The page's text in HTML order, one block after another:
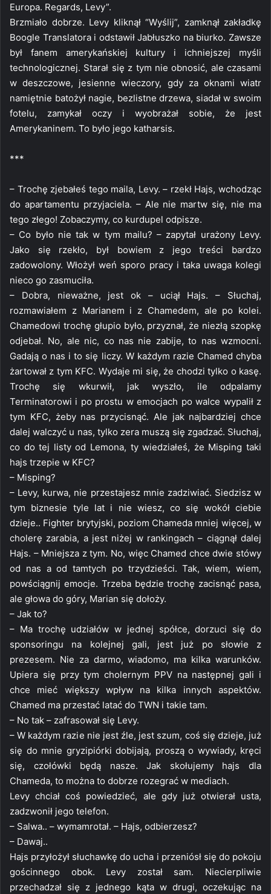
Europa. Regards, Levy”.
Brzmiało dobrze. Levy kliknął “Wyślij”, zamknął zakładkę
Boogle Translatora i odstawił Jabłuszko na biurko. Zawsze
był fanem amerykańskiej kultury i ichniejszej myśli
technologicznej. Starał się z tym nie obnosić, ale czasami
w deszczowe, jesienne wieczory, gdy za oknami wiatr
namiętnie batożył nagie, bezlistne drzewa, siadał w swoim
fotelu, zamykał oczy i wyobrażał sobie, że jest
Amerykaninem. To było jego katharsis.
***
– Trochę zjebałeś tego maila, Levy. – rzekł Hajs, wchodząc
do apartamentu przyjaciela. – Ale nie martw się, nie ma
tego złego! Zobaczymy, co kurdupel odpisze.
– Co było nie tak w tym mailu? – zapytał urażony Levy.
Jako się rzekło, był bowiem z jego treści bardzo
zadowolony. Włożył weń sporo pracy i taka uwaga kolegi
nieco go zasmuciła.
– Dobra, nieważne, jest ok – uciął Hajs. – Słuchaj,
rozmawiałem z Marianem i z Chamedem, ale po kolei.
Chamedowi trochę głupio było, przyznał, że niezłą szopkę
odjebał. No, ale nic, co nas nie zabije, to nas wzmocni.
Gadają o nas i to się liczy. W każdym razie Chamed chyba
żartował z tym KFC. Wydaje mi się, że chodzi tylko o kasę.
Trochę się wkurwił, jak wyszło, ile odpalamy
Terminatorowi i po prostu w emocjach po walce wypalił z
tym KFC, żeby nas przycisnąć. Ale jak najbardziej chce
dalej walczyć u nas, tylko zera muszą się zgadzać. Słuchaj,
co do tej listy od Lemona, ty wiedziałeś, że Misping taki
hajs trzepie w KFC?
– Misping?
– Levy, kurwa, nie przestajesz mnie zadziwiać. Siedzisz w
tym biznesie tyle lat i nie wiesz, co się wokół ciebie
dzieje.. Fighter brytyjski, poziom Chameda mniej więcej, w
cholerę zarabia, a jest niżej w rankingach – ciągnął dalej
Hajs. – Mniejsza z tym. No, więc Chamed chce dwie stówy
od nas a od tamtych po trzydzieści. Tak, wiem, wiem,
powściągnij emocje. Trzeba będzie trochę zacisnąć pasa,
ale głowa do góry, Marian się dołoży.
– Jak to?
– Ma trochę udziałów w jednej spółce, dorzuci się do
sponsoringu na kolejnej gali, jest już po słowie z
prezesem. Nie za darmo, wiadomo, ma kilka warunków.
Upiera się przy tym cholernym PPV na następnej gali i
chce mieć większy wpływ na kilka innych aspektów.
Chamed ma przestać latać do TWN i takie tam.
– No tak – zafrasował się Levy.
– W każdym razie nie jest źle, jest szum, coś się dzieje, już
się do mnie gryzipiórki dobijają, proszą o wywiady, kręci
się, czołówki będą nasze. Jak skołujemy hajs dla
Chameda, to można to dobrze rozegrać w mediach.
Levy chciał coś powiedzieć, ale gdy już otwierał usta,
zadzwonił jego telefon.
– Salwa.. – wymamrotał. – Hajs, odbierzesz?
– Dawaj..
Hajs przyłożył słuchawkę do ucha i przeniósł się do pokoju
gościnnego obok. Levy został sam. Niecierpliwie
przechadzał się z jednego kąta w drugi, oczekując na